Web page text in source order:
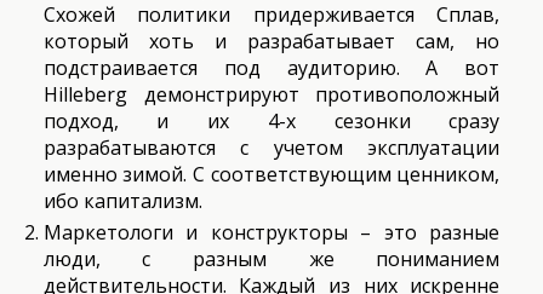
Схожей политики придерживается Сплав,
который хоть и разрабатывает сам, но
подстраивается под аудиторию. А вот
Hilleberg демонстрируют противоположный
подход, и их 4-х сезонки сразу
разрабатываются с учетом эксплуатации
именно зимой. С соответствующим ценником,
ибо капитализм.
Маркетологи и конструкторы – это разные
люди, с разным же пониманием
действительности. Каждый из них искренне